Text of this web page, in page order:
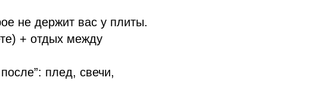
не держит вас у плиты.
+ отдых между
плед, свечи,